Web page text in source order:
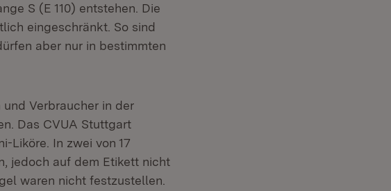
S (E 110) entstehen. Die
eingeschränkt. So sind
aber nur in bestimmten
Verbraucher in der
Das CVUA Stuttgart
Liköre. In zwei von 17
jedoch auf dem Etikett nicht
waren nicht festzustellen.